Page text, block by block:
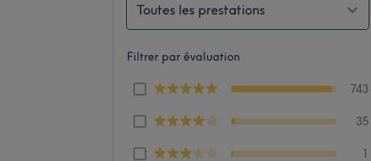
Toutes les prestations
Filtrer par évaluation
743
35
1